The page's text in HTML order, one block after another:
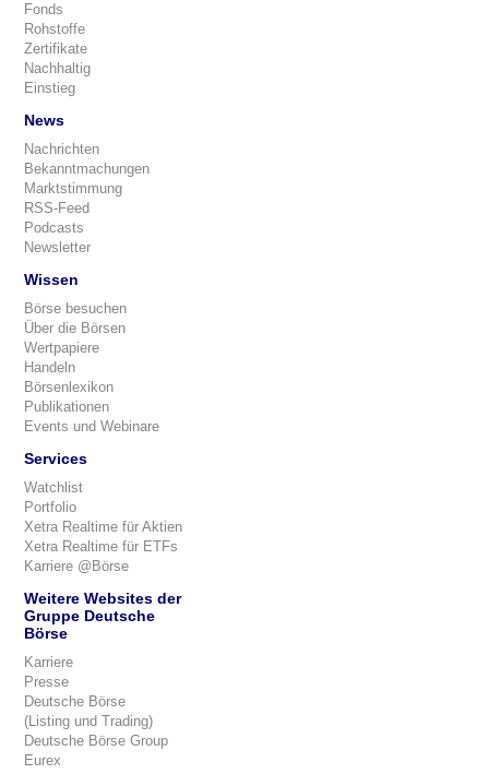
Fonds
Rohstoffe
Zertifikate
Nachhaltig
Einstieg
News
Nachrichten
Bekanntmachungen
Marktstimmung
RSS-Feed
Podcasts
Newsletter
Wissen
Börse besuchen
Über die Börsen
Wertpapiere
Handeln
Börsenlexikon
Publikationen
Events und Webinare
Services
Watchlist
Portfolio
Xetra Realtime für Aktien
Xetra Realtime für ETFs
Karriere @Börse
Weitere Websites der
Gruppe Deutsche
Börse
Karriere
Presse
Deutsche Börse
(Listing und Trading)
Deutsche Börse Group
Eurex